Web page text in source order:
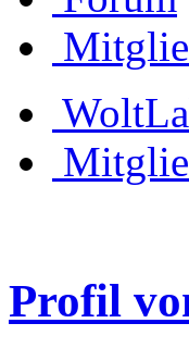
Profil